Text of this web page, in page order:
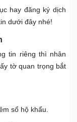
hay đăng ký dịch
dưới đây nhé!
tin riêng thì nhân
tờ quan trọng bắt
sổ hộ khẩu.